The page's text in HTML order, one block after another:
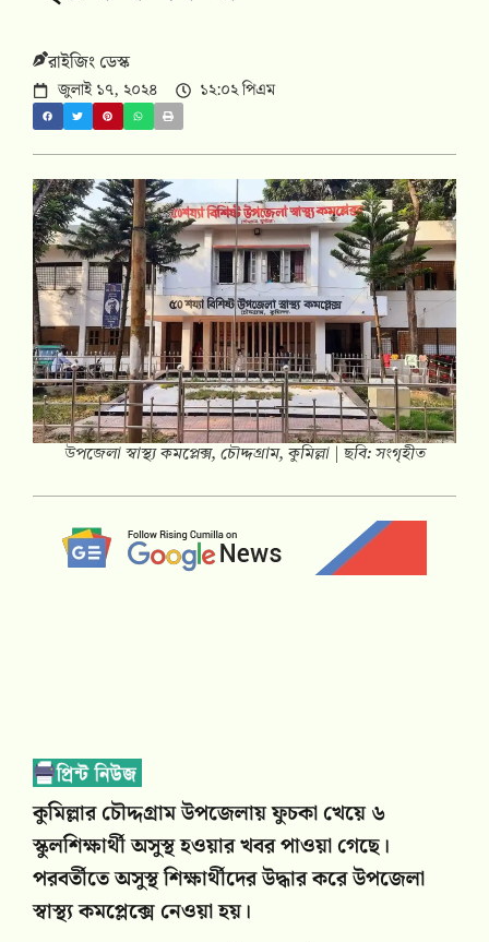
রাইজিং ডেস্ক
জুলাই ১৭, ২০২৪ ১২:০২ পিএম
উপজেলা স্বাস্থ্য কমপ্লেক্স, চৌদ্দগ্রাম, কুমিল্লা | ছবি: সংগৃহীত
কুমিল্লার চৌদ্দগ্রাম উপজেলায় ফুচকা খেয়ে ৬
স্কুলশিক্ষার্থী অসুস্থ হওয়ার খবর পাওয়া গেছে।
পরবর্তীতে অসুস্থ শিক্ষার্থীদের উদ্ধার করে উপজেলা
স্বাস্থ্য কমপ্লেক্সে নেওয়া হয়।